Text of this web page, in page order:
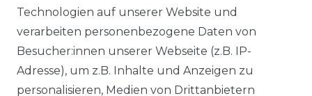
Ähnlicher Artikel
Technologien auf unserer Website und
verarbeiten personenbezogene Daten von
Besucher:innen unserer Webseite (z.B. IP-
Adresse), um z.B. Inhalte und Anzeigen zu
personalisieren, Medien von Drittanbietern